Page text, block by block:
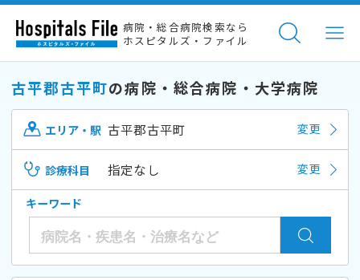
病院・総合病院検索なら
ホスピタルズ・ファイル
古平郡古平町の病院・総合病院・大学病院
エリア・駅 古平郡古平町 変更
診療科目 指定なし 変更
キーワード